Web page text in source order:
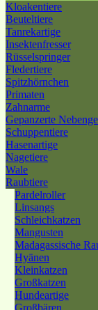
Kloakentiere
Beuteltiere
Tanrekartige
Insektenfresser
Rüsselspringer
Fledertiere
Spitzhörnchen
Primaten
Zahnarme
Gepanzerte
Schuppentiere
Hasenartige
Nagetiere
Wale
Raubtiere
Pardelroller
Linsangs
Schleichkatzen
Mangusten
Madagassische
Hyänen
Kleinkatzen
Großkatzen
Hundeartige
Großbären